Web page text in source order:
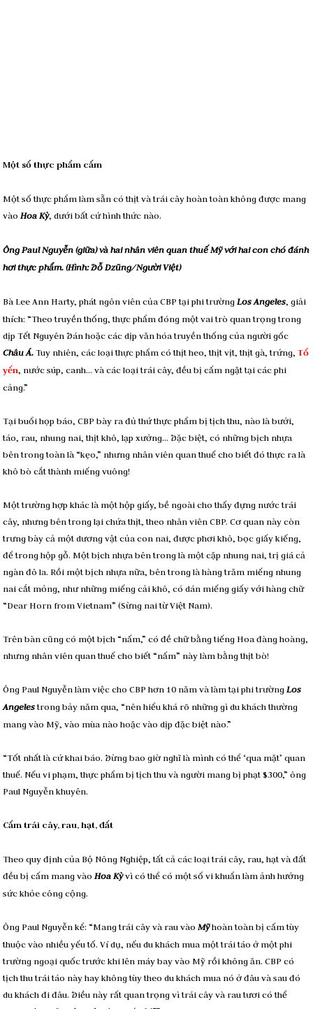
Một số thực phẩm cấm
Một số thực phẩm làm sẵn có thịt và trái cây hoàn toàn không được mang
vàoHoa Kỳ, dưới bất cứ hình thức nào.
Ông Paul Nguyễn (giữa) và hai nhân viên quan thuế Mỹ với hai con chó đánh
hơi thực phẩm. (Hình: Ðỗ Dzũng/Người Việt)
Bà Lee Ann Harty, phát ngôn viên của CBP tại phi trườngLos Angeles, giải
thích: “Theo truyền thống, thực phẩm đóng một vai trò quan trọng trong
dịp Tết Nguyên Ðán hoặc các dịp văn hóa truyền thống của người gốc
Châu Á.Tuy nhiên, các loại thực phẩm có thịt heo, thịt vịt, thịt gà, trứng,Tổ
yến, nước súp, canh… và các loại trái cây, đều bị cấm ngặt tại các phi
cảng.”
Tại buổi họp báo, CBP bày ra đủ thứ thực phẩm bị tịch thu, nào là bưởi,
táo, rau, nhung nai, thịt khô, lạp xưởng… Ðặc biệt, có những bịch nhựa
bên trong toàn là “kẹo,” nhưng nhân viên quan thuế cho biết đó thực ra là
khô bò cắt thành miếng vuông!
Một trường hợp khác là một hộp giấy, bề ngoài cho thấy đựng nước trái
cây, nhưng bên trong lại chứa thịt, theo nhân viên CBP. Cơ quan này còn
trưng bày cả một dương vật của con nai, được phơi khô, bọc giấy kiếng,
để trong hộp gỗ. Một bịch nhựa bên trong là một cặp nhung nai, trị giá cả
ngàn đô la. Rồi một bịch nhựa nữa, bên trong là hàng trăm miếng nhung
nai cắt mỏng, như những miếng cải khô, có dán miếng giấy với hàng chữ
“Dear Horn from Vietnam” (Sừng nai từ Việt Nam).
Trên bàn cũng có một bịch “nấm,” có đề chữ bằng tiếng Hoa đàng hoàng,
nhưng nhân viên quan thuế cho biết “nấm” này làm bằng thịt bò!
Ông Paul Nguyễn làm việc cho CBP hơn 10 năm và làm tại phi trường Los
Angelestrong bảy năm qua, “nên hiểu khá rõ những gì du khách thường
mang vào Mỹ, vào mùa nào hoặc vào dịp đặc biệt nào.”
“Tốt nhất là cứ khai báo. Ðừng bao giờ nghĩ là mình có thể ‘qua mặt’ quan
thuế. Nếu vi phạm, thực phẩm bị tịch thu và người mang bị phạt $300,” ông
Paul Nguyễn khuyên.
Cấm trái cây, rau, hạt, đất
Theo quy định của Bộ Nông Nghiệp, tất cả các loại trái cây, rau, hạt và đất
đều bị cấm mang vàoHoa Kỳvì có thể có một số vi khuẩn làm ảnh hưởng
sức khỏe công cộng.
Ông Paul Nguyễn kể: “Mang trái cây và rau vàoMỹhoàn toàn bị cấm tùy
thuộc vào nhiều yếu tố. Ví dụ, nếu du khách mua một trái táo ở một phi
trường ngoại quốc trước khi lên máy bay vào Mỹ rồi không ăn. CBP có
tịch thu trái táo này hay không tùy theo du khách mua nó ở đâu và sau đó
du khách đi đâu. Ðiều này rất quan trọng vì trái cây và rau tươi có thể